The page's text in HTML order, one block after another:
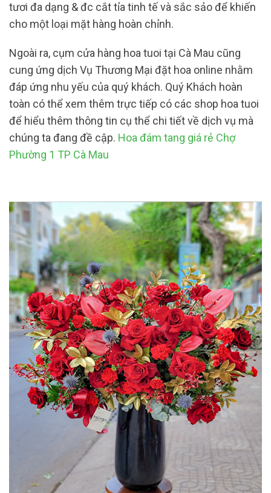
tươi đa dạng & đc cắt tỉa tinh tế và sắc sảo để khiến
cho một loại mặt hàng hoàn chỉnh.
Ngoài ra, cụm cửa hàng hoa tuoi tại Cà Mau cũng
cung ứng dịch Vụ Thương Mại đặt hoa online nhằm
đáp ứng nhu yếu của quý khách. Quý Khách hoàn
toàn có thể xem thêm trực tiếp có các shop hoa tuoi
để hiểu thêm thông tin cụ thể chi tiết về dịch vụ mà
chúng ta đang đề cập. Hoa đám tang giá rẻ Chợ
Phường 1 TP Cà Mau